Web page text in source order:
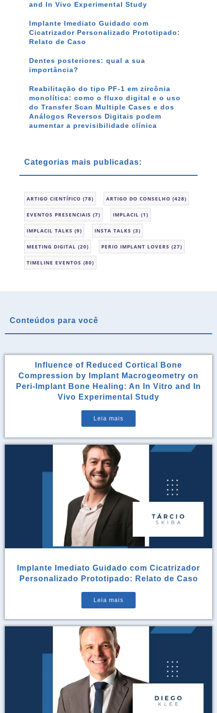
and In Vivo Experimental Study
Implante Imediato Guidado com
Cicatrizador Personalizado Prototipado:
Relato de Caso
Dentes posteriores: qual a sua
importância?
Reabilitação do tipo PF-1 em zircônia
monolítica: como o fluxo digital e o uso
do Transfer Scan Multiple Cases e dos
Análogos Reversos Digitais podem
aumentar a previsibilidade clínica
Categorias mais publicadas:
ARTIGO CIENTÍFICO (78) ARTIGO DO CONSELHO (428)
EVENTOS PRESENCIAIS (7) IMPLACIL (1)
IMPLACIL TALKS (9) INSTA TALKS (3)
MEETING DIGITAL (20) PERIO IMPLANT LOVERS (27)
TIMELINE EVENTOS (80)
Conteúdos para você
Influence of Reduced Cortical Bone
Compression by Implant Macrogeometry on
Peri-Implant Bone Healing: An In Vitro and In
Vivo Experimental Study
Leia mais
Implante Imediato Guidado com Cicatrizador
Personalizado Prototipado: Relato de Caso
Leia mais